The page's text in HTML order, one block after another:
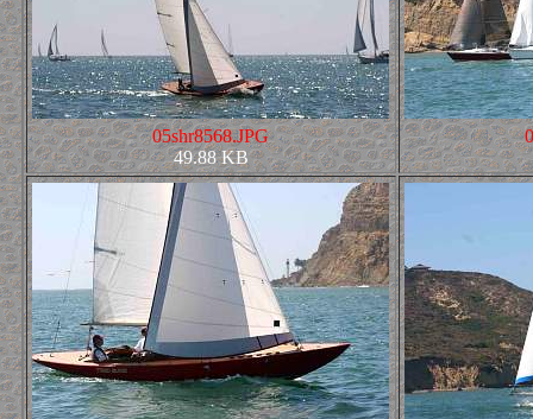
05shr8568.JPG
49.88 KB